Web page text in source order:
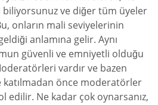
biliyorsunuz ve diğer tüm üyeler
onların mali seviyelerinin
anlamına gelir. Aynı
güvenli ve emniyetli olduğu
vardır ve bazen
katılmadan önce moderatörler
edilir. Ne kadar çok oynarsanız,